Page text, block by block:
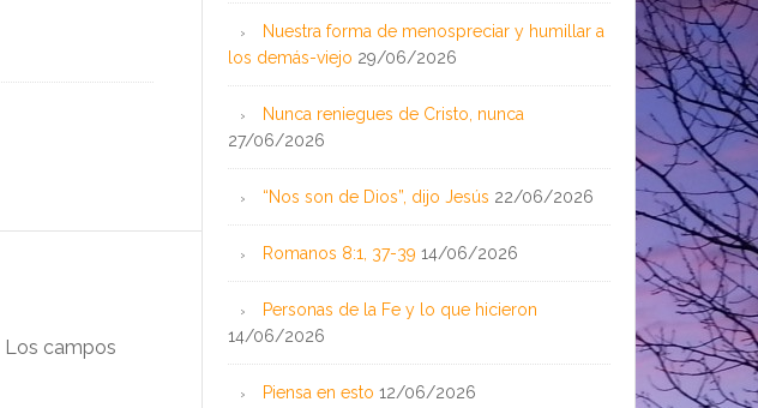
Los campos
Nuestra forma de menospreciar y humillar a
los demás-viejo 29/06/2026
Nunca reniegues de Cristo, nunca
27/06/2026
“Nos son de Dios”, dijo Jesús 22/06/2026
Romanos 8:1, 37-39 14/06/2026
Personas de la Fe y lo que hicieron
14/06/2026
Piensa en esto 12/06/2026